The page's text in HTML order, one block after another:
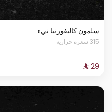
سلمون كاليفورنيا نيء
315 سعرة حرارية